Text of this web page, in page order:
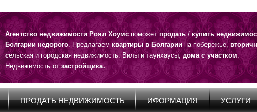
Агентство недвижимости Роял Хоумспоможетпродать/купить
Болгарии недорого. Предлагаемквартиры в Болгариина побережье,
сельская и городская недвижимость. Вилы и таунхаусы, дома с участком.
Недвижимость отзастройщика.
ПРОДАТЬ НЕДВИЖИМОСТЬ ИФОРМАЦИЯ УСЛУГИ